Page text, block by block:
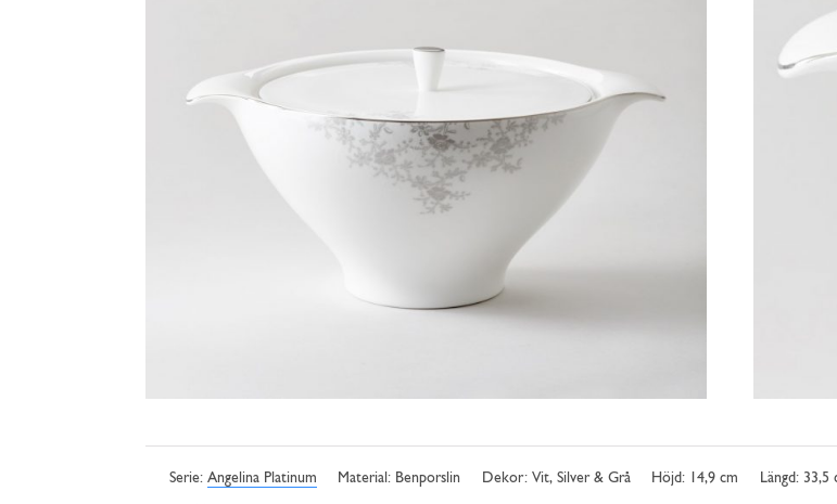
Serie: Angelina Platinum Material: Benporslin Dekor: Vit, Silver & Grå Höjd: 14,9 cm Längd: 33,5